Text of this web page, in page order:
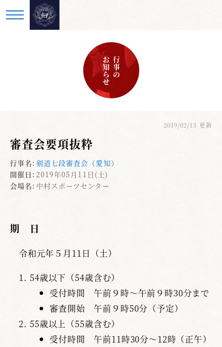
行事の
お知らせ
2019/02/13 更新
審査会要項抜粋
行事名: 剣道七段審査会（愛知）
開催日: 2019年05月11日(土)
会場名: 中村スポーツセンター
期 日
令和元年５月11日（土）
54歳以下（54歳含む）
受付時間 午前９時～午前９時30分まで
審査開始 午前９時50分（予定）
55歳以上（55歳含む）
受付時間 午前11時30分～12時（正午）